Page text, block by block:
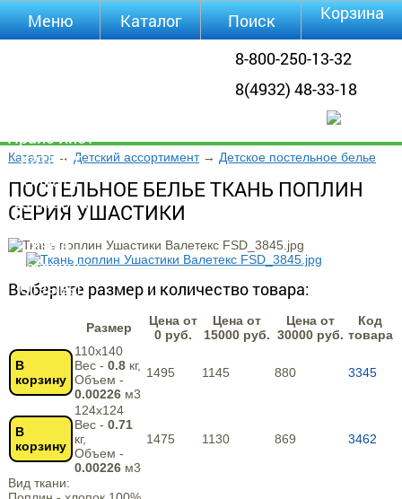
8-800-250-13-32
8(4932) 48-33-18
Каталог→ Детский ассортимент→ Детское постельное белье
ПОСТЕЛЬНОЕ БЕЛЬЕ ТКАНЬ ПОПЛИН
СЕРИЯ УШАСТИКИ
Выберите размер и количество товара:
Размер
Цена от
0 руб.
Цена от
15000 руб.
Цена от
30000 руб.
Код
товара
В
корзину
110х140
Вес - 0.8кг,
Объем -
0.00226м3
1495 1145 880 3345
В
корзину
124х124
Вес - 0.71
кг,
Объем -
0.00226м3
1475 1130 869 3462
Вид ткани:
Меню
Прайс-лист
Каталог
Оплата
Доставка
Полезная
инфа
Магазины
Отзывы
Каталог Поиск Корзина